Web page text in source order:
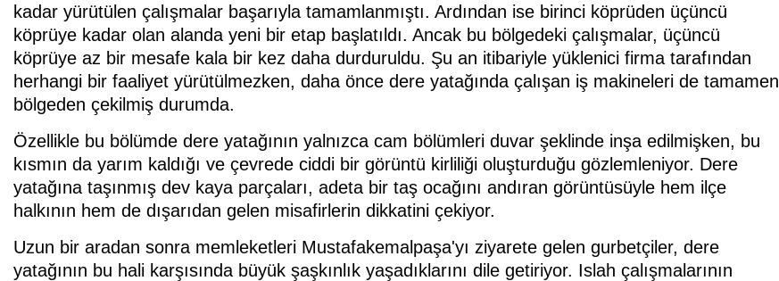
kadar yürütülen çalışmalar başarıyla tamamlanmıştı. Ardından ise birinci köprüden üçüncü
köprüye kadar olan alanda yeni bir etap başlatıldı. Ancak bu bölgedeki çalışmalar, üçüncü
köprüye az bir mesafe kala bir kez daha durduruldu. Şu an itibariyle yüklenici firma tarafından
herhangi bir faaliyet yürütülmezken, daha önce dere yatağında çalışan iş makineleri de tamamen
bölgeden çekilmiş durumda.
Özellikle bu bölümde dere yatağının yalnızca cam bölümleri duvar şeklinde inşa edilmişken, bu
kısmın da yarım kaldığı ve çevrede ciddi bir görüntü kirliliği oluşturduğu gözlemleniyor. Dere
yatağına taşınmış dev kaya parçaları, adeta bir taş ocağını andıran görüntüsüyle hem ilçe
halkının hem de dışarıdan gelen misafirlerin dikkatini çekiyor.
Uzun bir aradan sonra memleketleri Mustafakemalpaşa'yı ziyarete gelen gurbetçiler, dere
yatağının bu hali karşısında büyük şaşkınlık yaşadıklarını dile getiriyor. Islah çalışmalarının